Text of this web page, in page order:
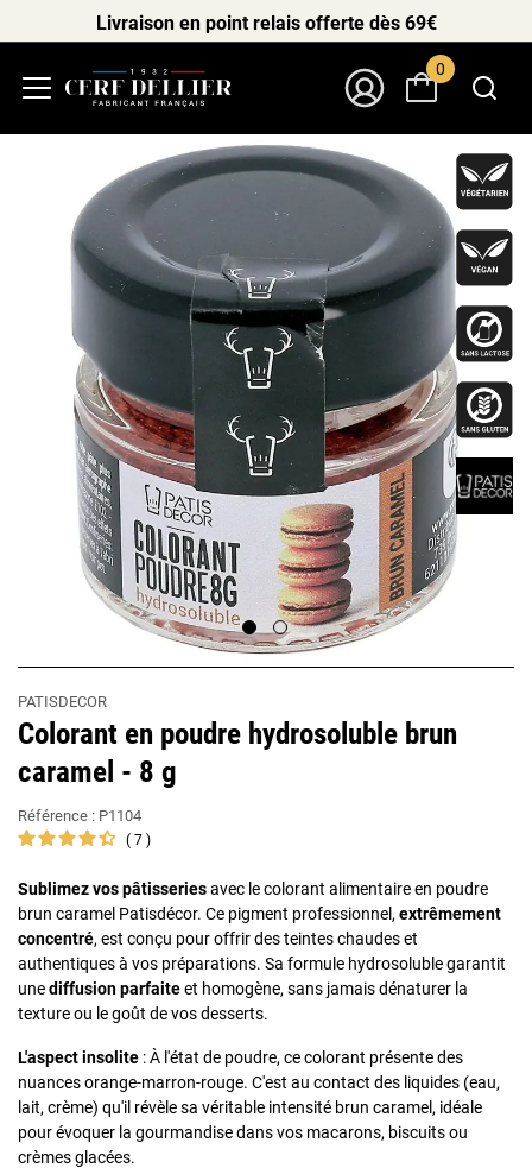
Livraison en point relais offerte dès 69€
0
PATISDECOR
Colorant en poudre hydrosoluble brun
caramel - 8 g
Référence : P1104
7
Sublimez vos pâtisseriesavec le colorant alimentaire en poudre
brun caramel Patisdécor. Ce pigment professionnel, extrêmement
concentré, est conçu pour offrir des teintes chaudes et
authentiques à vos préparations. Sa formule hydrosoluble garantit
unediffusion parfaiteet homogène, sans jamais dénaturer la
texture ou le goût de vos desserts.
L'aspect insolite : À l'état de poudre, ce colorant présente des
nuances orange-marron-rouge. C'est au contact des liquides (eau,
lait, crème) qu'il révèle sa véritable intensité brun caramel, idéale
pour évoquer la gourmandise dans vos macarons, biscuits ou
crèmes glacées.